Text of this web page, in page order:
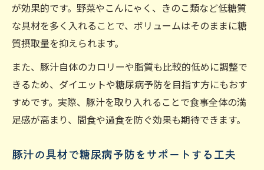
が効果的です。野菜やこんにゃく、きのこ類など低糖質
な具材を多く入れることで、ボリュームはそのままに糖
質摂取量を抑えられます。
また、豚汁自体のカロリーや脂質も比較的低めに調整で
きるため、ダイエットや糖尿病予防を目指す方にもおす
すめです。実際、豚汁を取り入れることで食事全体の満
足感が高まり、間食や過食を防ぐ効果も期待できます。
豚汁の具材で糖尿病予防をサポートする工夫